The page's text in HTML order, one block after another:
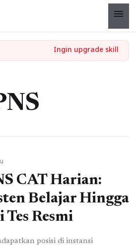
menu
CAT Harian:
Belajar Hingga
Tes Resmi
posisi di instansi